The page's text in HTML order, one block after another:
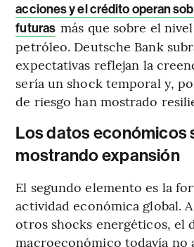
acciones y el crédito operan
futuras más que sobre el
petróleo. Deutsche Bank
expectativas reflejan la
sería un shock temporal y,
de riesgo han mostrado
Los datos económicos
mostrando expansión
El segundo elemento es la
actividad económica global.
otros shocks energéticos, el
macroeconómico todavía no